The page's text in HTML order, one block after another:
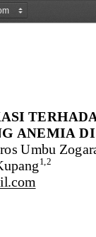
ANEMIA
Umbu
1,2